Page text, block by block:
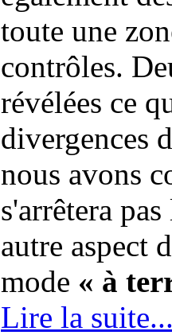
toute une
contrôles.
révélées ce
divergences
nous avons
s'arrêtera
autre aspect
mode « à
Lire la